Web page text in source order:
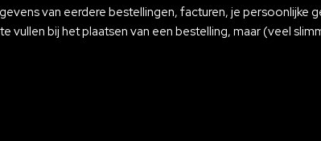
van eerdere bestellingen, facturen, je
vullen bij het plaatsen van een bestelling, maar (veel